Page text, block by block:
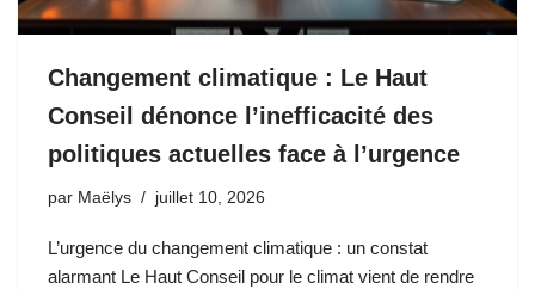
Changement climatique : Le Haut
Conseil dénonce l’inefficacité des
politiques actuelles face à l’urgence
par Maëlys juillet 10, 2026
L’urgence du changement climatique : un constat
alarmant Le Haut Conseil pour le climat vient de rendre